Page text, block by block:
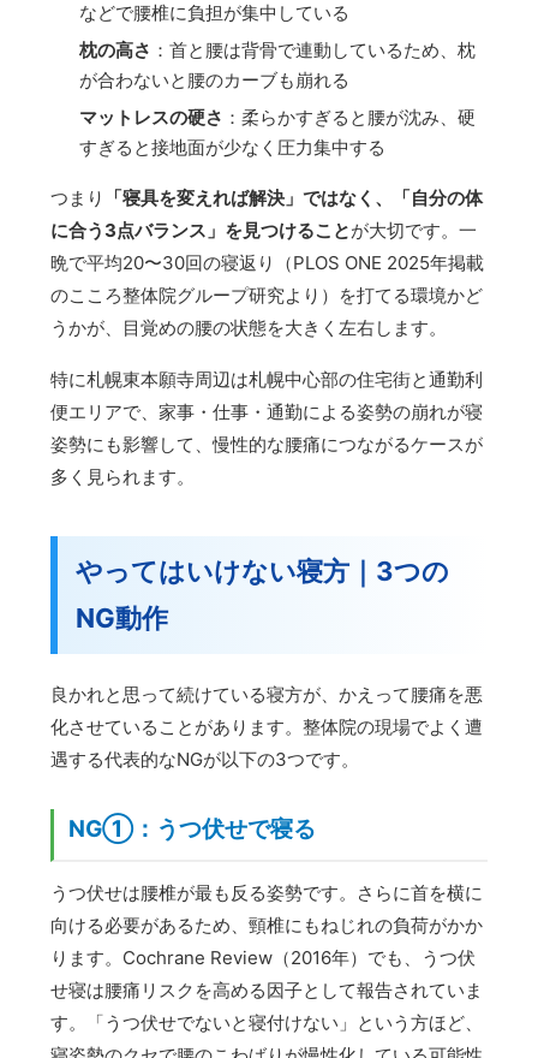
などで腰椎に負担が集中している
枕の高さ ：首と腰は背骨で連動しているため、枕
が合わないと腰のカーブも崩れる
マットレスの硬さ ：柔らかすぎると腰が沈み、硬
すぎると接地面が少なく圧力集中する
つまり
「寝具を変えれば解決」ではなく、「自分の体
に合う3点バランス」を見つけることが大切です。一
晩で平均20〜30回の寝返り（PLOS ONE 2025年掲載
のこころ整体院グループ研究より）を打てる環境かど
うかが、目覚めの腰の状態を大きく左右します。
特に札幌東本願寺周辺は札幌中心部の住宅街と通勤利
便エリアで、家事・仕事・通勤による姿勢の崩れが寝
姿勢にも影響して、慢性的な腰痛につながるケースが
多く見られます。
やってはいけない寝方｜3つの
NG動作
良かれと思って続けている寝方が、かえって腰痛を悪
化させていることがあります。整体院の現場でよく遭
遇する代表的なNGが以下の3つです。
NG①：うつ伏せで寝る
うつ伏せは腰椎が最も反る姿勢です。さらに首を横に
向ける必要があるため、頸椎にもねじれの負荷がかか
ります。Cochrane Review（2016年）でも、うつ伏
せ寝は腰痛リスクを高める因子として報告されていま
す。「うつ伏せでないと寝付けない」という方ほど、